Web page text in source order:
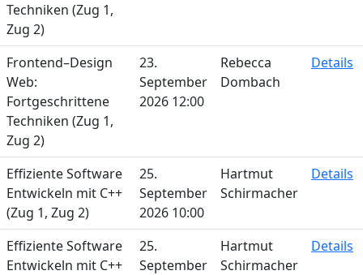
Techniken (Zug 1,
Zug 2)
Frontend–Design
Web:
Fortgeschrittene
Techniken (Zug 1,
Zug 2)
23.
September
2026 12:00
Rebecca
Dombach
Details
Effiziente Software
Entwickeln mit C++
(Zug 1, Zug 2)
25.
September
2026 10:00
Hartmut
Schirmacher
Details
Effiziente Software
Entwickeln mit C++
25.
September
Hartmut
Schirmacher
Details